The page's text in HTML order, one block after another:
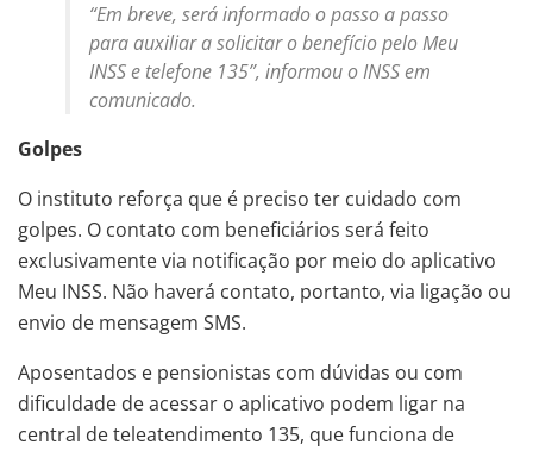
“Em breve, será informado o passo a passo
para auxiliar a solicitar o benefício pelo Meu
INSS e telefone 135”, informou o INSS em
comunicado.
Golpes
O instituto reforça que é preciso ter cuidado com
golpes. O contato com beneficiários será feito
exclusivamente via notificação por meio do aplicativo
Meu INSS. Não haverá contato, portanto, via ligação ou
envio de mensagem SMS.
Aposentados e pensionistas com dúvidas ou com
dificuldade de acessar o aplicativo podem ligar na
central de teleatendimento 135, que funciona de